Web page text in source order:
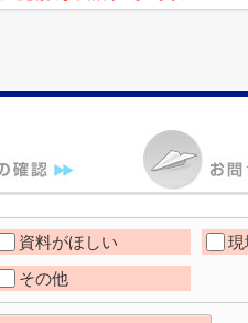
資料がほしい
現
その他